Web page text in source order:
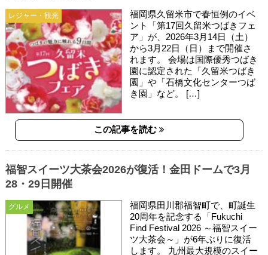
レジャー・観光
福岡県久留米市で春恒例のイベ
ント「第17回久留米つばきフェ
ア」が、2026年3月14日（土）
から3月22日（日）まで開催さ
れます。 会場は国際優秀つばき
園に認定された「久留米つばき
園」や「石橋文化センターつば
き園」など。 […]
この記事を読む
グルメ
福智スイーツ大茶会2026が復活！金田ドームで3月
28・29日開催
福岡県田川郡福智町で、町誕生
20周年を記念する「Fukuchi
Find Festival 2026 ～福智スイー
ツ大茶会～」が6年ぶりに復活
します。 九州最大規模のスイー